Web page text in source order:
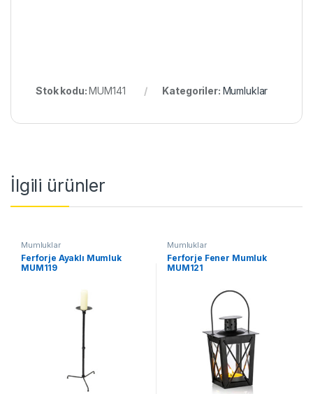
Stok kodu:MUM141 Kategoriler: Mumluklar
İlgili ürünler
Mumluklar
Ferforje Ayaklı Mumluk
MUM119
Mumluklar
Ferforje Fener Mumluk
MUM121